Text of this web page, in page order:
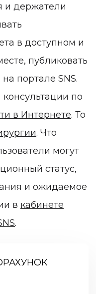
и держатели
в доступном и
публиковать
портале SNS.
по
в Интернете. То
. Что
могут
статус,
и ожидаемое
в кабинете
.